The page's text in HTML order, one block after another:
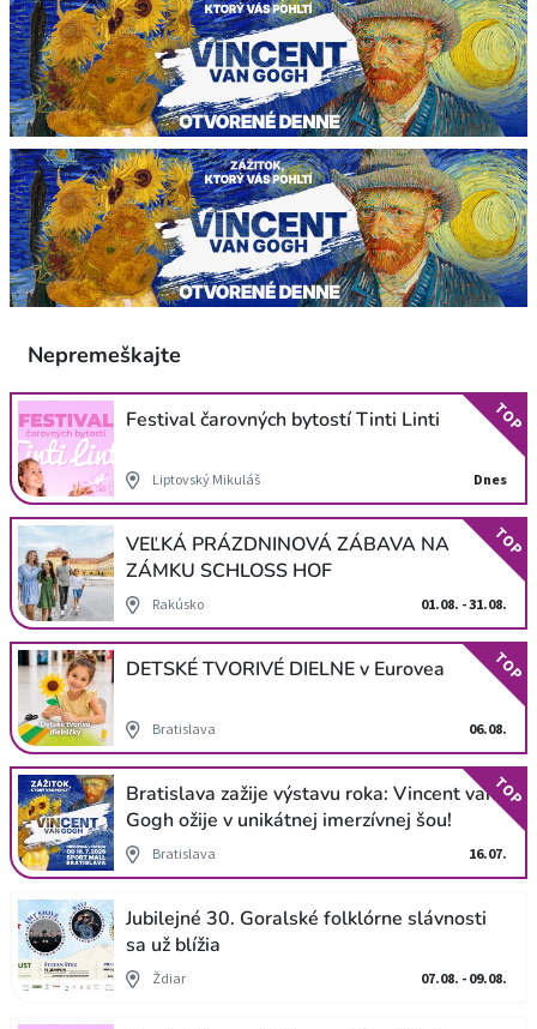
Nepremeškajte
Festival čarovných bytostí Tinti Linti
Liptovský Mikuláš Dnes
TOP
VEĽKÁ PRÁZDNINOVÁ ZÁBAVA NA
ZÁMKU SCHLOSS HOF
Rakúsko 01.08. - 31.08.
TOP
DETSKÉ TVORIVÉ DIELNE v Eurovea
Bratislava 06.08.
TOP
Bratislava zažije výstavu roka: Vincent van
Gogh ožije v unikátnej imerzívnej šou!
Bratislava 16.07.
TOP
Jubilejné 30. Goralské folklórne slávnosti
sa už blížia
Ždiar 07.08. - 09.08.